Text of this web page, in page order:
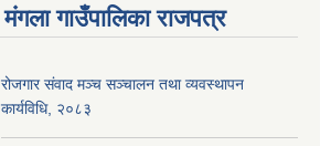
मंगला गाउँपालिका राजपत्र
रोजगार संवाद मञ्च सञ्चालन तथा व्यवस्थापन
कार्यविधि, २०८३